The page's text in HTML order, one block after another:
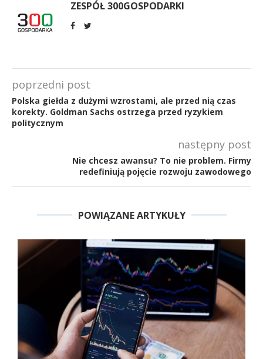
ZESPÓŁ 300GOSPODARKI
poprzedni post
Polska giełda z dużymi wzrostami, ale przed nią czas
korekty. Goldman Sachs ostrzega przed ryzykiem
politycznym
następny post
Nie chcesz awansu? To nie problem. Firmy
redefiniują pojęcie rozwoju zawodowego
POWIĄZANE ARTYKUŁY